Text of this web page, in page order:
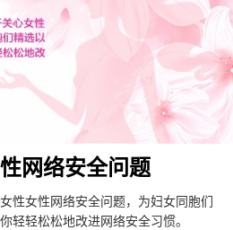
网络安全问题
性女性网络安全问题，为妇女同胞们
轻轻松松地改进网络安全习惯。